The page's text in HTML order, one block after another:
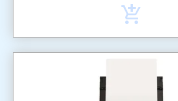
add_shopping_cart